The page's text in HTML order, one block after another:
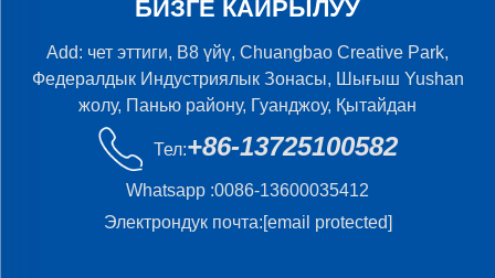
БИЗГЕ КАЙРЫЛУУ
Add: чет эттиги, B8 үйү, Chuangbao Creative Park,
Федералдык Индустриялык Зонасы, Шығыш Yushan
жолу, Панью району, Гуанджоу, Қытайдан
Тел:+86-13725100582
Whatsapp :0086-13600035412
Электрондук почта:[email protected]